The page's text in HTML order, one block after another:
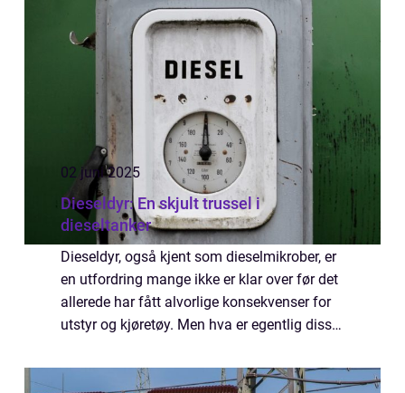
02 juni 2025
Dieseldyr: En skjult trussel i
dieseltanker
Dieseldyr, også kjent som dieselmikrober, er
en utfordring mange ikke er klar over før det
allerede har fått alvorlige konsekvenser for
utstyr og kjøretøy. Men hva er egentlig disse